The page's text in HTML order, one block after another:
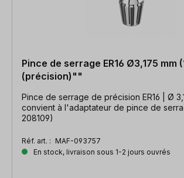
Pince de serrage ER16 Ø3,175 mm
(précision)""
Pince de serrage de précision ER16 | Ø
convient à l'adaptateur de pince de
208109)
Réf. art. : MAF-093757
En stock, livraison sous 1-2 jours ouvrés